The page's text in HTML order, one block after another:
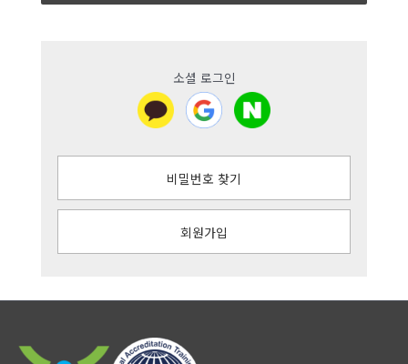
소셜 로그인
비밀번호 찾기
회원가입